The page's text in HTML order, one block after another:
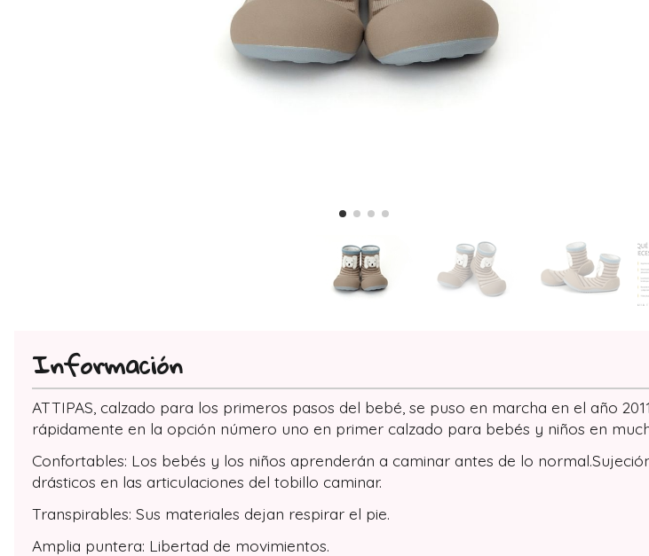
Información
ATTIPAS, calzado para los primeros pasos del bebé, se puso en marcha en el año
rápidamente en la opción número uno en primer calzado para bebés y niños en
Confortables: Los bebés y los niños aprenderán a caminar antes de lo
drásticos en las articulaciones del tobillo caminar.
Transpirables: Sus materiales dejan respirar el pie.
Amplia puntera: Libertad de movimientos.